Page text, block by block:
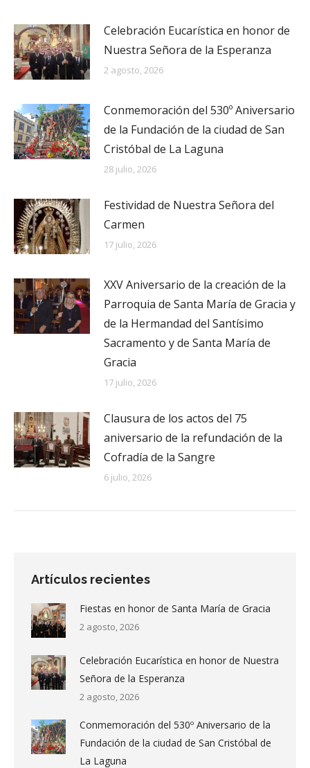
Celebración Eucarística en honor de
Nuestra Señora de la Esperanza
2 agosto, 2026
Conmemoración del 530º Aniversario
de la Fundación de la ciudad de San
Cristóbal de La Laguna
28 julio, 2026
Festividad de Nuestra Señora del
Carmen
17 julio, 2026
XXV Aniversario de la creación de la
Parroquia de Santa María de Gracia y
de la Hermandad del Santísimo
Sacramento y de Santa María de
Gracia
17 julio, 2026
Clausura de los actos del 75
aniversario de la refundación de la
Cofradía de la Sangre
6 julio, 2026
Artículos recientes
Fiestas en honor de Santa María de Gracia
2 agosto, 2026
Celebración Eucarística en honor de Nuestra
Señora de la Esperanza
2 agosto, 2026
Conmemoración del 530º Aniversario de la
Fundación de la ciudad de San Cristóbal de
La Laguna